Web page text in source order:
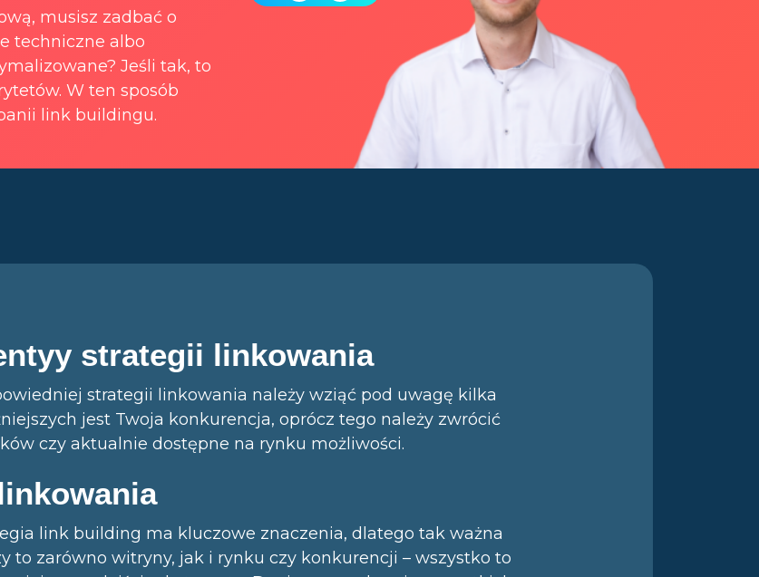
musisz zadbać o
techniczne albo
Jeśli tak, to
W ten sposób
link buildingu.
strategii linkowania
strategii linkowania należy wziąć pod uwagę kilka
jest Twoja konkurencja, oprócz tego należy zwrócić
czy aktualnie dostępne na rynku możliwości.
link building ma kluczowe znaczenia, dlatego tak ważna
to zarówno witryny, jak i rynku czy konkurencji – wszystko to